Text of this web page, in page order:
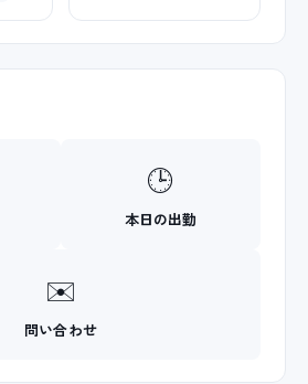
🕒
本日の出勤
✉️
問い合わせ